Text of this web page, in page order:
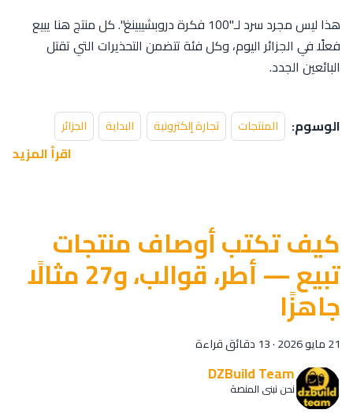
هذا ليس مجرد سرد لـ"100 فكرة دروبشيبينغ". كل منتج هنا يبيع
فعلًا في الجزائر اليوم، وكل فئة تتضمن التحذيرات التي تقتل
البائعين الجدد.
الوسوم: المنتجات تجارة إلكترونية البداية الجزائر
اقرأ المزيد
كيف تكتب أوصاف منتجات
تبيع — أطر، قوالب، و27 مثالًا
جاهزًا
21 مايو 2026 ·13 دقائق قراءة
DZBuild Team
نحن نبني المنصة